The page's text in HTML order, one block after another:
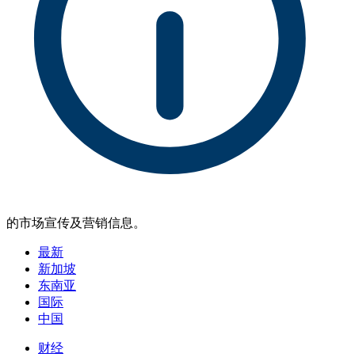
的市场宣传及营销信息。
最新
新加坡
东南亚
国际
中国
财经